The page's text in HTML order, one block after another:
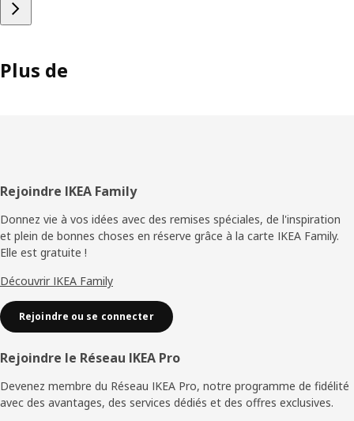
Plus de
Pied
de
page
Rejoindre IKEA Family
Donnez vie à vos idées avec des remises spéciales, de l'inspiration
et plein de bonnes choses en réserve grâce à la carte IKEA Family.
Elle est gratuite !
Découvrir IKEA Family
Rejoindre ou se connecter
Rejoindre le Réseau IKEA Pro
Devenez membre du Réseau IKEA Pro, notre programme de fidélité
avec des avantages, des services dédiés et des offres exclusives.